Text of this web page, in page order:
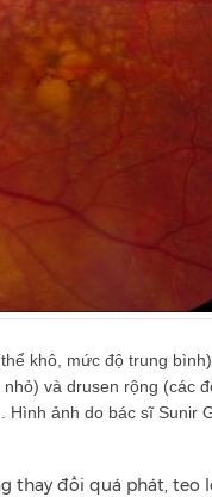
khô, mức độ trung
và drusen rộng (các
Hình ảnh do bác sĩ Sunir
thay đổi quá phát, teo